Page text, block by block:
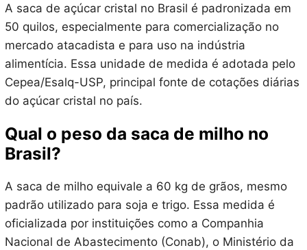
A saca de açúcar cristal no Brasil é padronizada em
50 quilos, especialmente para comercialização no
mercado atacadista e para uso na indústria
alimentícia. Essa unidade de medida é adotada pelo
Cepea/Esalq-USP, principal fonte de cotações diárias
do açúcar cristal no país.
Qual o peso da saca de milho no
Brasil?
A saca de milho equivale a 60 kg de grãos, mesmo
padrão utilizado para soja e trigo. Essa medida é
oficializada por instituições como a Companhia
Nacional de Abastecimento (Conab), o Ministério da